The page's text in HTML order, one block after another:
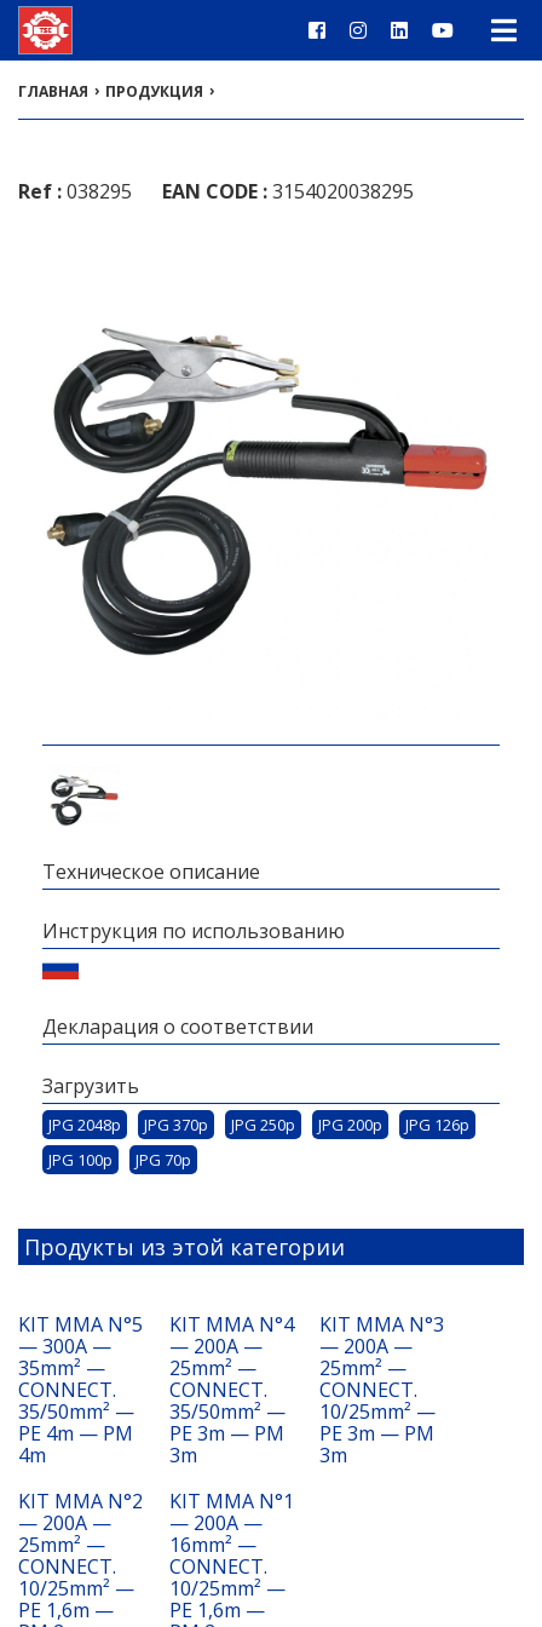
ГЛАВНАЯ › ПРОДУКЦИЯ ›
Ref :038295 EAN CODE :3154020038295
Техническое описание
Инструкция по использованию
Декларация о соответствии
Загрузить
JPG 2048p JPG 370p JPG 250p JPG 200p
JPG 126p
JPG 100p
JPG 70p
Продукты из этой категории
KIT MMA N°5
— 300A —
35mm² —
CONNECT.
35/50mm² —
PE 4m — PM
4m
KIT MMA N°4
— 200A —
25mm² —
CONNECT.
35/50mm² —
PE 3m — PM
3m
KIT MMA N°3
— 200A —
25mm² —
CONNECT.
10/25mm² —
PE 3m — PM
3m
KIT MMA N°2
— 200A —
25mm² —
CONNECT.
10/25mm² —
PE 1,6m —
KIT MMA N°1
— 200A —
16mm² —
CONNECT.
10/25mm² —
PE 1,6m —